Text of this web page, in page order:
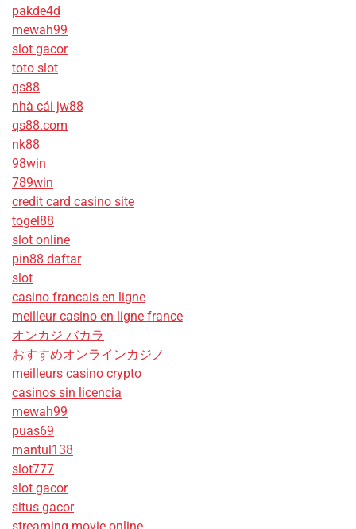
pakde4d
mewah99
slot gacor
toto slot
qs88
nhà cái jw88
qs88.com
nk88
98win
789win
credit card casino site
togel88
slot online
pin88 daftar
slot
casino francais en ligne
meilleur casino en ligne france
オンカジ バカラ
おすすめオンラインカジノ
meilleurs casino crypto
casinos sin licencia
mewah99
puas69
mantul138
slot777
slot gacor
situs gacor